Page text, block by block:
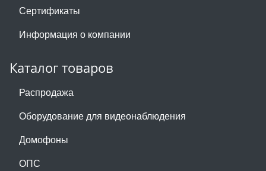
Сертификаты
Информация о компании
Каталог товаров
Распродажа
Оборудование для видеонаблюдения
Домофоны
ОПС